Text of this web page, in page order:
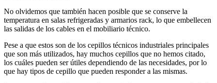
No olvidemos que también hacen posible que se conserve la
temperatura en salas refrigeradas y armarios rack, lo que embellecen
las salidas de los cables en el mobiliario técnico.
Pese a que estos son de los cepillos técnicos industriales principales
que son más utilizados, hay muchos cepillos que no hemos citado,
los cuáles pueden ser útiles dependiendo de las necesidades, por lo
que hay tipos de cepillo que pueden responder a las mismas.